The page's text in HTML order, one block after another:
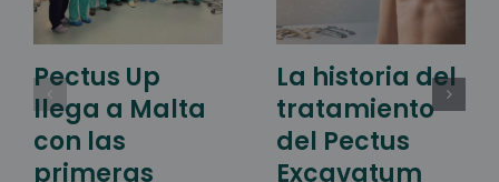
Pectus Up
llega a Malta
con las
primeras
La historia del
tratamiento
del Pectus
Excavatum